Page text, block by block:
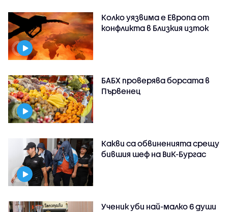
Колко уязвима е Европа от
конфликта в Близкия изток
БАБХ проверява борсата в
Първенец
Какви са обвиненията срещу
бившия шеф на ВиК-Бургас
Ученик уби най-малко 6 души